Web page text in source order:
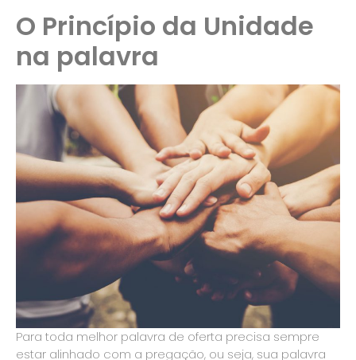
O Princípio da Unidade
na palavra
Para toda melhor palavra de oferta precisa sempre
estar alinhado com a pregação, ou seja, sua palavra